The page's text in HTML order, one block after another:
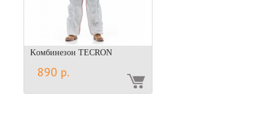
Kомбинезон TECRON
890 р.